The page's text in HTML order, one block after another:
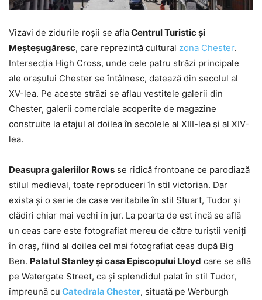
Vizavi de zidurile roșii se aflaCentrul Turistic și
Meșteșugăresc, care reprezintă cultural zona Chester.
Intersecția High Cross, unde cele patru străzi principale
ale orașului Chester se întâlnesc, datează din secolul al
XV-lea. Pe aceste străzi se aflau vestitele galerii din
Chester, galerii comerciale acoperite de magazine
construite la etajul al doilea în secolele al XIII-lea și al XIV-
lea.
Deasupra galeriilor Rows se ridică frontoane ce parodiază
stilul medieval, toate reproduceri în stil victorian. Dar
exista și o serie de case veritabile în stil Stuart, Tudor și
clădiri chiar mai vechi în jur. La poarta de est încă se află
un ceas care este fotografiat mereu de către turiștii veniți
în oraș, fiind al doilea cel mai fotografiat ceas după Big
Ben. Palatul Stanley și casa Episcopului Lloyd care se află
pe Watergate Street, ca și splendidul palat în stil Tudor,
împreună cu Catedrala Chester, situată pe Werburgh